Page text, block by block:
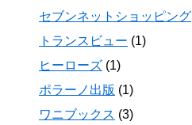
セブンネットショッピング
トランスビュー (1)
ヒーローズ (1)
ポラーノ出版 (1)
ワニブックス (3)